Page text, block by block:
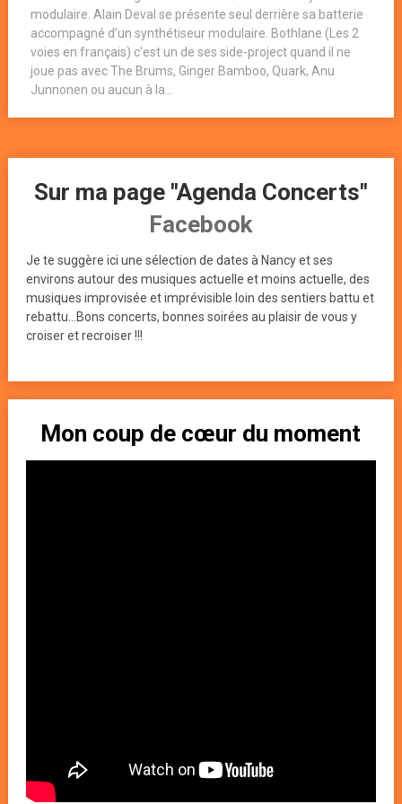
modulaire. Alain Deval se présente seul derrière sa batterie
accompagné d’un synthétiseur modulaire. Bothlane (Les 2
voies en français) c’est un de ses side-project quand il ne
joue pas avec The Brums, Ginger Bamboo, Quark, Anu
Junnonen ou aucun à la...
Sur ma page "Agenda Concerts"
Facebook
Je te suggère ici une sélection de dates à Nancy et ses
environs autour des musiques actuelle et moins actuelle, des
musiques improvisée et imprévisible loin des sentiers battu et
rebattu...Bons concerts, bonnes soirées au plaisir de vous y
croiser et recroiser !!!
Mon coup de cœur du moment